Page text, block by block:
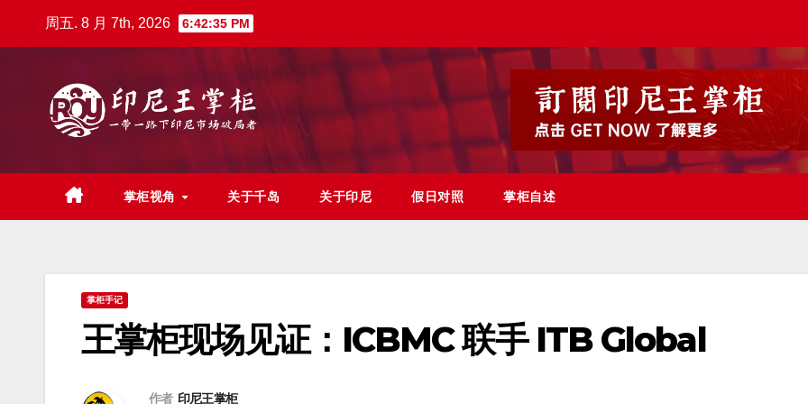
周五. 8 月 7th, 2026 6:42:36 PM
掌柜视角 关于千岛 关于印尼 假日对照 掌柜自述
掌柜手记
王掌柜现场见证：ICBMC 联手 ITB Global
作者 印尼王掌柜